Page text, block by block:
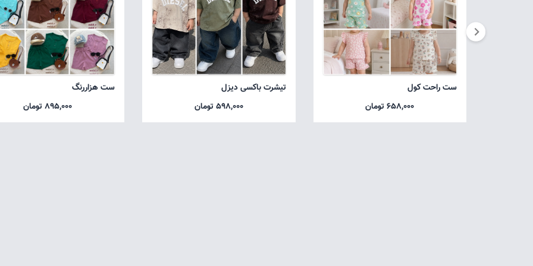
ست راحت کول
658,000 تومان
تیشرت باکسی دیزل
598,000 تومان
ست هزاررنگ
895,000 تومان